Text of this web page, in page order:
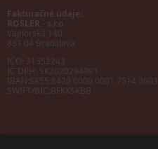
Fakturačné údaje:
ROSLER - s.r.o.
Vajnorská 140
831 04 Bratislava
IČO: 31352243
IČ DPH: SK2020294991
IBAN:SK55 8420 0000 0001 7514 0603
SWIFT/BIC:BFKKSKBB